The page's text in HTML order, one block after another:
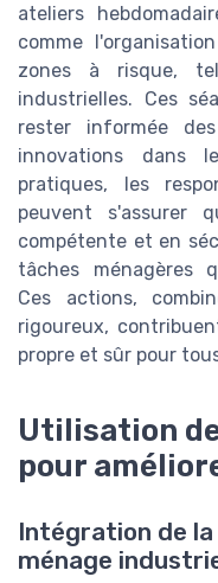
ateliers
comme
zones à risque,
industrielles. Ces
rester informée
innovations dans
pratiques, les
peuvent s'assurer
compétente et en
tâches ménagères
Ces actions,
rigoureux,
propre et sûr pour
Utilisation
pour
Intégration de
ménage